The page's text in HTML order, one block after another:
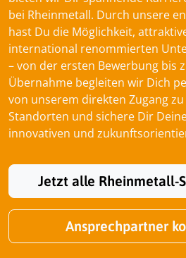
bei Rheinmetall. Durch unsere
hast Du die Möglichkeit,
international renommierten
– von der ersten Bewerbung bis
Übernahme begleiten wir Dich
von unserem direkten Zugang
Standorten und sichere Dir
innovativen und
Jetzt alle Rheinmetall-
Ansprechpartner